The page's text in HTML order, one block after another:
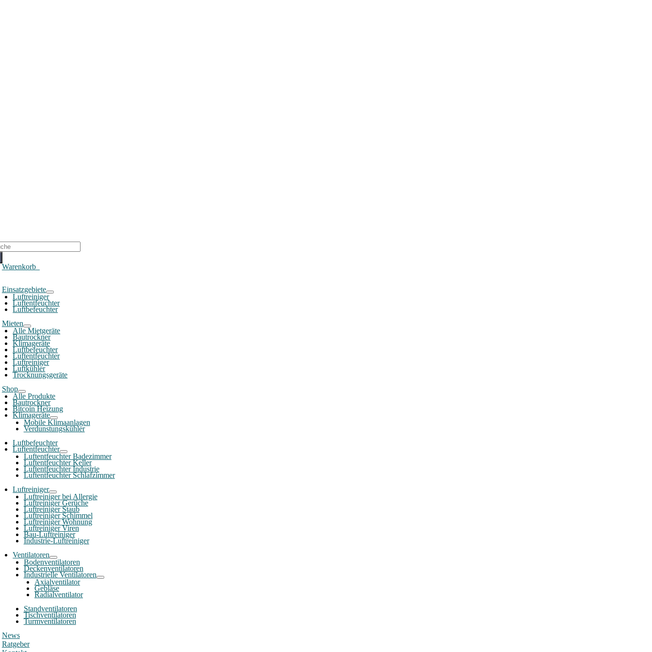
Warenkorb0
Einsatzgebiete
Luftreiniger
Luftentfeuchter
Luftbefeuchter
Mieten
Alle Mietgeräte
Bautrockner
Klimageräte
Luftbefeuchter
Luftentfeuchter
Luftreiniger
Luftkühler
Trocknungsgeräte
Shop
Alle Produkte
Bautrockner
Bitcoin Heizung
Klimageräte
Mobile Klimaanlagen
Verdunstungskühler
Luftbefeuchter
Luftentfeuchter
Luftentfeuchter Badezimmer
Luftentfeuchter Keller
Luftentfeuchter Industrie
Luftentfeuchter Schlafzimmer
Luftreiniger
Luftreiniger bei Allergie
Luftreiniger Gerüche
Luftreiniger Staub
Luftreiniger Schimmel
Luftreiniger Wohnung
Luftreiniger Viren
Bau-Luftreiniger
Industrie-Luftreiniger
Ventilatoren
Bodenventilatoren
Deckenventilatoren
Industrielle Ventilatoren
Axialventilator
Gebläse
Radialventilator
Standventilatoren
Tischventilatoren
Turmventilatoren
News
Ratgeber